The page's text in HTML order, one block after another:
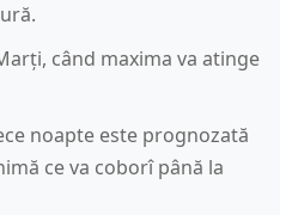
când maxima va atinge
noapte este prognozată
ce va coborî până la